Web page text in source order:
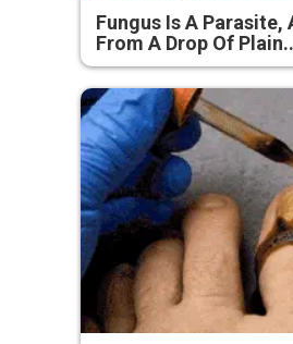
Fungus Is A Parasite,
From A Drop Of